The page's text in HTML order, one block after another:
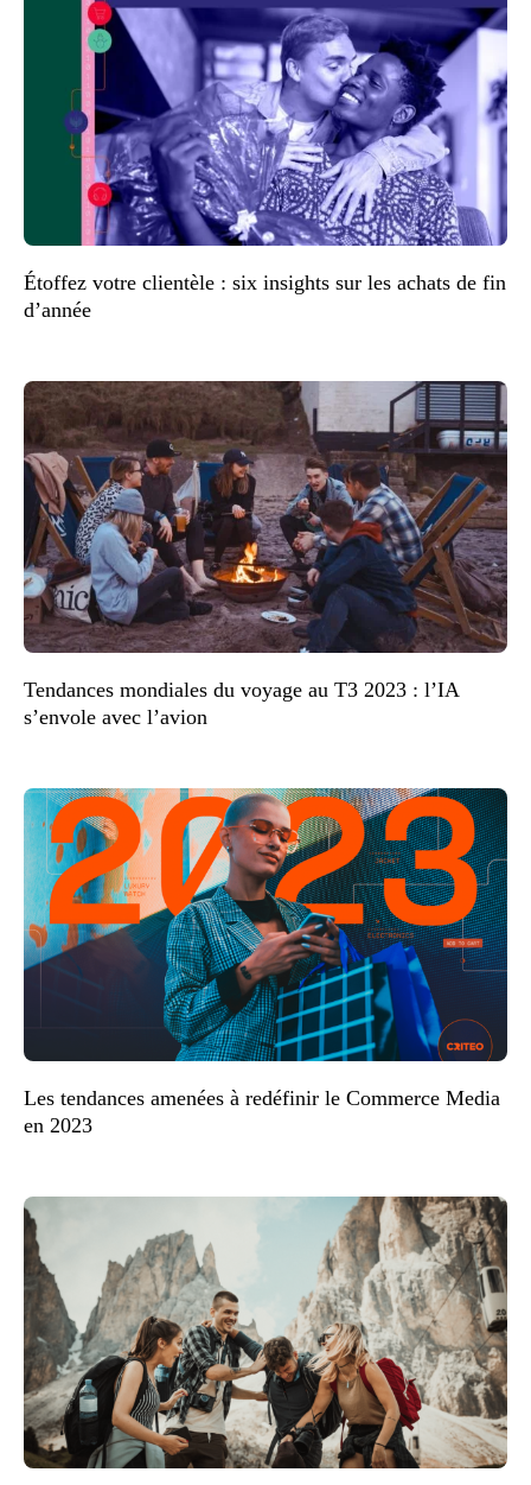
Étoffez votre clientèle : six insights sur les achats de fin
d’année
Tendances mondiales du voyage au T3 2023 : l’IA
s’envole avec l’avion
Les tendances amenées à redéfinir le Commerce Media
en 2023